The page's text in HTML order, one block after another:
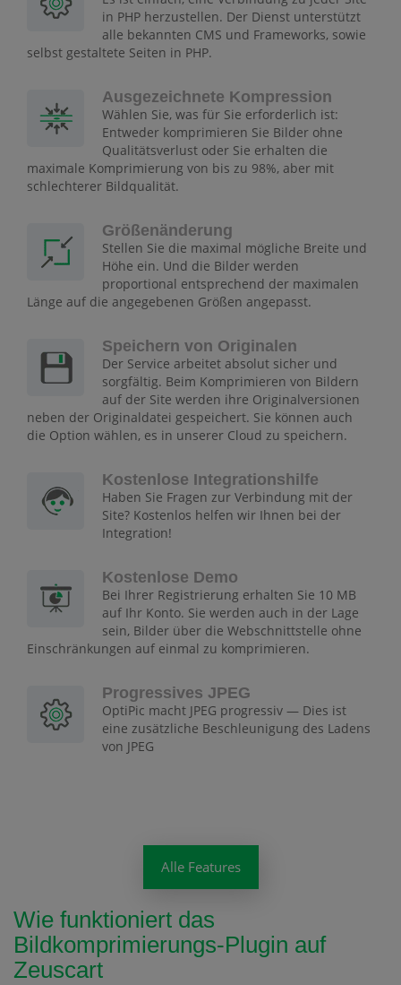
in PHP herzustellen. Der Dienst unterstützt
alle bekannten CMS und Frameworks, sowie
selbst gestaltete Seiten in PHP.
Ausgezeichnete Kompression
Wählen Sie, was für Sie erforderlich ist:
Entweder komprimieren Sie Bilder ohne
Qualitätsverlust oder Sie erhalten die
maximale Komprimierung von bis zu 98%, aber mit
schlechterer Bildqualität.
Größenänderung
Stellen Sie die maximal mögliche Breite und
Höhe ein. Und die Bilder werden
proportional entsprechend der maximalen
Länge auf die angegebenen Größen angepasst.
Speichern von Originalen
Der Service arbeitet absolut sicher und
sorgfältig. Beim Komprimieren von Bildern
auf der Site werden ihre Originalversionen
neben der Originaldatei gespeichert. Sie können auch
die Option wählen, es in unserer Cloud zu speichern.
Kostenlose Integrationshilfe
Haben Sie Fragen zur Verbindung mit der
Site? Kostenlos helfen wir Ihnen bei der
Integration!
Kostenlose Demo
Bei Ihrer Registrierung erhalten Sie 10 MB
auf Ihr Konto. Sie werden auch in der Lage
sein, Bilder über die Webschnittstelle ohne
Einschränkungen auf einmal zu komprimieren.
Progressives JPEG
OptiPic macht JPEG progressiv — Dies ist
eine zusätzliche Beschleunigung des Ladens
von JPEG
Alle Features
Wie funktioniert das
Bildkomprimierungs-Plugin auf
Zeuscart